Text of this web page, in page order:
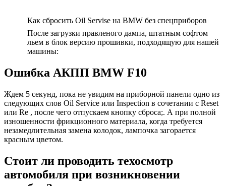
Как сбросить Oil Servise на BMW без спецприборов
После загрузки правленого дампа, штатным софтом
льем в блок версию прошивки, подходящую для нашей
машины:
Ошибка АКПП BMW F10
Ждем 5 секунд, пока не увидим на приборной панели одно из
следующих слов Oil Service или Inspection в сочетании с Reset
или Re , после чего отпускаем кнопку сброса;. А при полной
изношенности фрикционного материала, когда требуется
незамедлительная замена колодок, лампочка загорается
красным цветом.
Стоит ли проводить техосмотр
автомобиля при возникновении